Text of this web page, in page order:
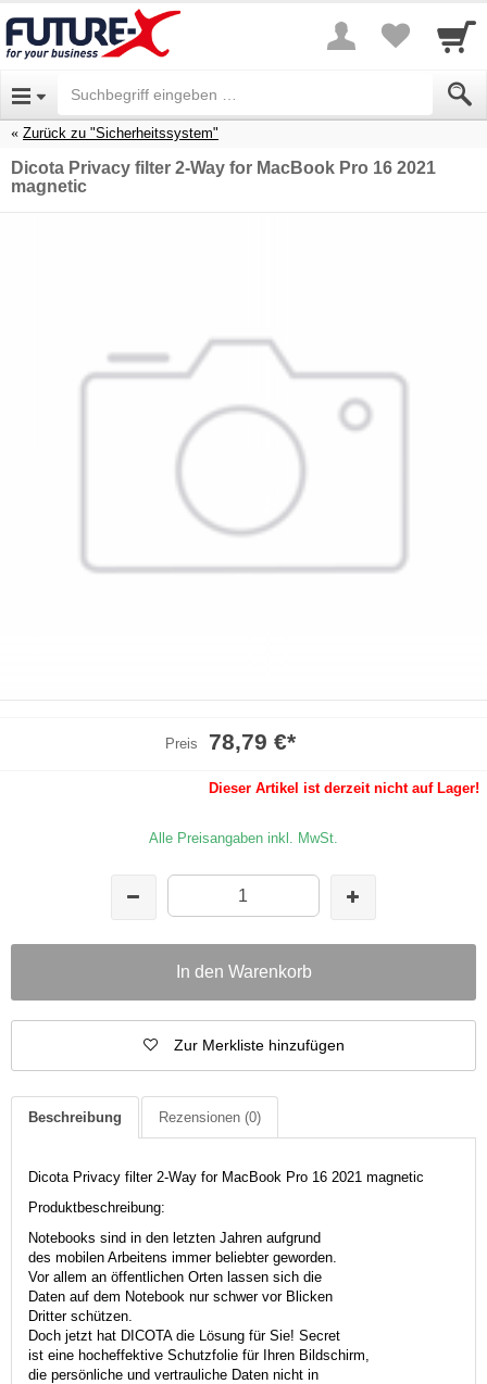
Zurück zu "Sicherheitssystem"
Dicota Privacy filter 2-Way for MacBook Pro 16 2021
magnetic
Preis 78,79 €*
Dieser Artikel ist derzeit nicht auf Lager!
Alle Preisangaben inkl. MwSt.
In den Warenkorb
Zur Merkliste hinzufügen
Beschreibung Rezensionen (0)
Dicota Privacy filter 2-Way for MacBook Pro 16 2021 magnetic
Produktbeschreibung:
Notebooks sind in den letzten Jahren aufgrund
des mobilen Arbeitens immer beliebter geworden.
Vor allem an öffentlichen Orten lassen sich die
Daten auf dem Notebook nur schwer vor Blicken
Dritter schützen.
Doch jetzt hat DICOTA die Lösung für Sie! Secret
ist eine hocheffektive Schutzfolie für Ihren Bildschirm,
die persönliche und vertrauliche Daten nicht in